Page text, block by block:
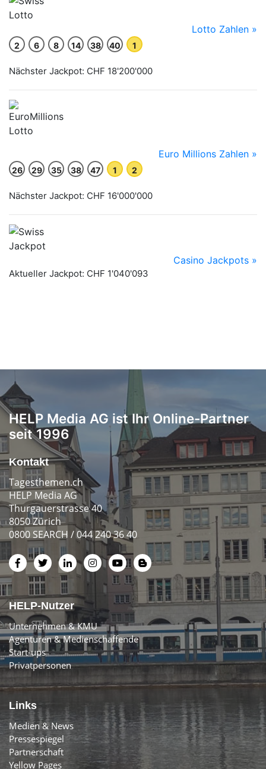
HELP Media AG ist Ihr Online-Partner
seit 1996
Kontakt
Tagesthemen.ch
HELP Media AG
Thurgauerstrasse 40
8050 Zürich
0800 SEARCH / 044 240 36 40
HELP-Nutzer
Unternehmen & KMU
Agenturen & Medienschaffende
Start-ups
Privatpersonen
Links
Medien & News
Pressespiegel
Partnerschaft
Yellow Pages